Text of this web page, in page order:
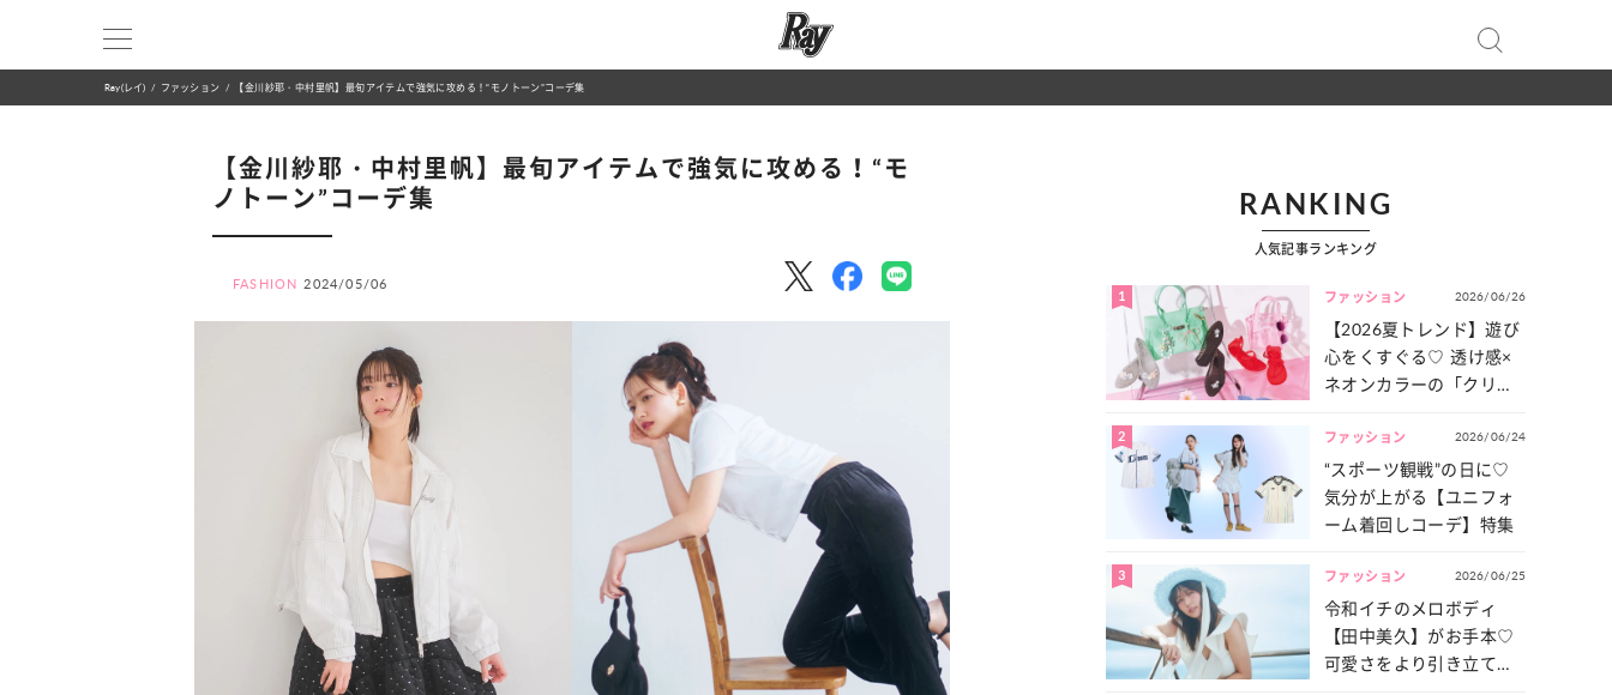
Ray(レイ) ファッション 【金川紗耶・中村里帆】最旬アイテムで強気に攻める！“モノトーン”コーデ集
【金川紗耶・中村里帆】最旬アイテムで強気に攻める！“モ
ノトーン”コーデ集
FASHION 2024/05/06
RANKING
人気記事ランキング
1 ファッション 2026/06/26
【2026夏トレンド】遊び
心をくすぐる♡ 透け感×
ネオンカラーの「クリア
2 ファッション 2026/06/24
“スポーツ観戦”の日に♡
気分が上がる【ユニフォ
ーム着回しコーデ】特集
3 ファッション 2026/06/25
令和イチのメロボディ
【田中美久】がお手本♡
可愛さをより引き立てる